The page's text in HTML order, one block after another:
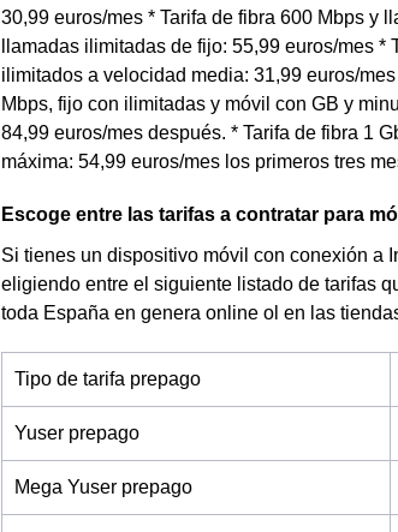
30,99 euros/mes * Tarifa de fibra 600 Mbps y
llamadas ilimitadas de fijo: 55,99 euros/mes
ilimitados a velocidad media: 31,99 euros/
Mbps, fijo con ilimitadas y móvil con GB y
84,99 euros/mes después. * Tarifa de fibra 1
máxima: 54,99 euros/mes los primeros tres
Escoge entre las tarifas a contratar para
Si tienes un dispositivo móvil con conexión a
eligiendo entre el siguiente listado de tarifas
toda España en genera online ol en las
Tipo de tarifa prepago
Yuser prepago
Mega Yuser prepago